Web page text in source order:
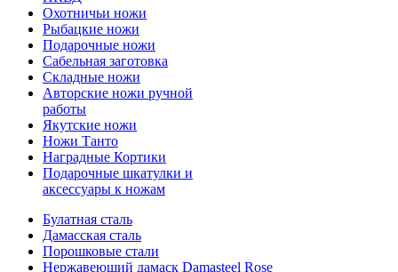
Охотничьи ножи
Рыбацкие ножи
Подарочные ножи
Сабельная заготовка
Складные ножи
Авторские ножи ручной
работы
Якутские ножи
Ножи Танто
Наградные Кортики
Подарочные шкатулки и
аксессуары к ножам
Булатная сталь
Дамасская сталь
Порошковые стали
Нержавеющий дамаск Damasteel Rose